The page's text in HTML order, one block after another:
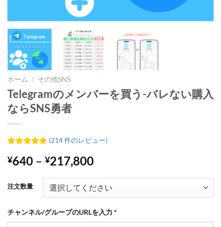
ホーム / その他SNS
Telegramのメンバーを買う-バレない購入
ならSNS勇者
者評価に
基づく5段
うち、4.83
点
(214件のレビュー)
¥640 – ¥217,800価
帯:
¥640
–
¥217,800
注文数量
チャンネル/グループのURLを入力 *